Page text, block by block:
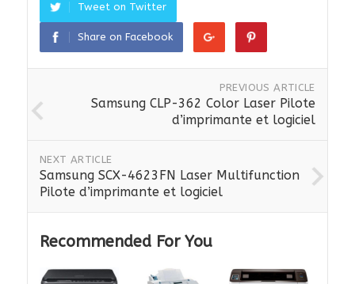
Tweet on Twitter
Share on Facebook
PREVIOUS ARTICLE
Samsung CLP-362 Color Laser Pilote
d’imprimante et logiciel
NEXT ARTICLE
Samsung SCX-4623FN Laser Multifunction
Pilote d’imprimante et logiciel
Recommended For You